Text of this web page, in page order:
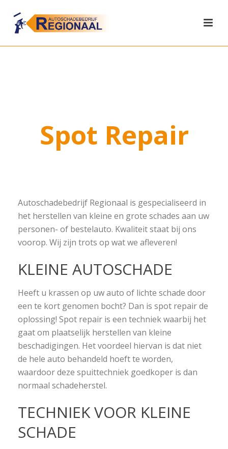
Spot Repair
Autoschadebedrijf Regionaal is gespecialiseerd in
het herstellen van kleine en grote schades aan uw
personen- of bestelauto. Kwaliteit staat bij ons
voorop. Wij zijn trots op wat we afleveren!
KLEINE AUTOSCHADE
Heeft u krassen op uw auto of lichte schade door
een te kort genomen bocht? Dan is spot repair de
oplossing! Spot repair is een techniek waarbij het
gaat om plaatselijk herstellen van kleine
beschadigingen. Het voordeel hiervan is dat niet
de hele auto behandeld hoeft te worden,
waardoor deze spuittechniek goedkoper is dan
normaal schadeherstel.
TECHNIEK VOOR KLEINE
SCHADE